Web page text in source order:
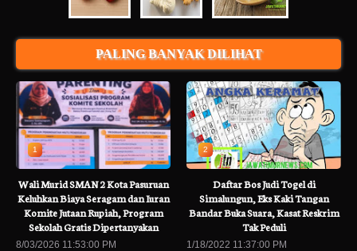
PALING BANYAK DILIHAT
1
Wali Murid SMAN 2 Kota Pasuruan
Keluhkan Biaya Seragam dan Iuran
Komite Jutaan Rupiah, Program
Sekolah Gratis Dipertanyakan
8/03/2026 11:53:00 PM
2
Daftar Bos Judi Togel di
Simalungun, Eks Kaki Tangan
Bandar Buka Suara, Kasat Reskrim
Tak Peduli
1/18/2022 11:37:00 PM